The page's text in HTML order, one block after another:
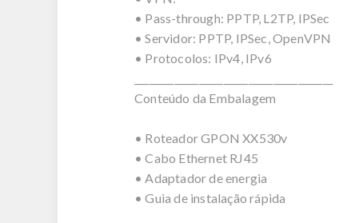
• Pass-through: PPTP, L2TP, IPSec
• Servidor: PPTP, IPSec, OpenVPN
• Protocolos: IPv4, IPv6
Conteúdo da Embalagem
• Roteador GPON XX530v
• Cabo Ethernet RJ45
• Adaptador de energia
• Guia de instalação rápida